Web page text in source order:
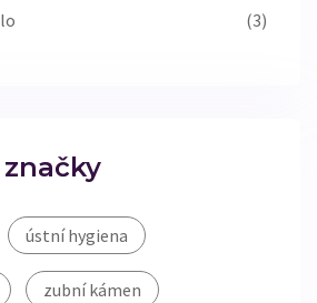
(3)
ústní hygiena
zubní kámen